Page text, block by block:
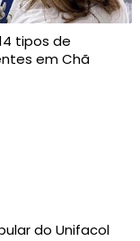
tipos de
em Chã
do Unifacol